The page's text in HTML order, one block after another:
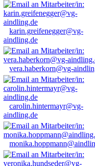
karin.greifenegger@vg-
aindling.de
vera.haberkorn@vg-
carolin.hintermayr@vg-
aindling.de